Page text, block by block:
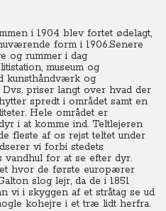
i 1904 blev fortet ødelagt,
form i 1906.Senere
og rummer i dag
museum og
kunsthåndværk og
priser langt over hvad der
spredt i området samt en
Hele området er
i at komme ind. Teltlejeren
fleste af os rejst teltet under
vi forbi stedets
vandhul for at se efter dyr.
hvor de første europærer
slog lejr, da de i 1851
vi i skyggen af et stråtag se ud
kohejre i et træ lidt herfra.